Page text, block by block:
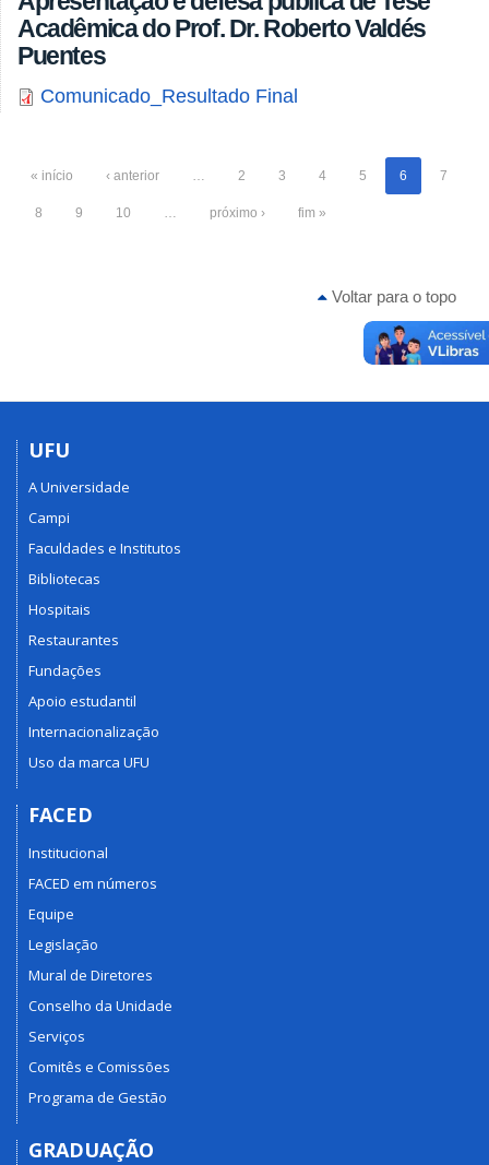
Acadêmica do Prof. Dr. Roberto Valdés
Puentes
Comunicado_Resultado Final
« início ‹ anterior … 2 3 4 5 6 7
8 9 10 … próximo › fim »
Voltar para o topo
UFU
A Universidade
Campi
Faculdades e Institutos
Bibliotecas
Hospitais
Restaurantes
Fundações
Apoio estudantil
Internacionalização
Uso da marca UFU
FACED
Institucional
FACED em números
Equipe
Legislação
Mural de Diretores
Conselho da Unidade
Serviços
Comitês e Comissões
Programa de Gestão
GRADUAÇÃO